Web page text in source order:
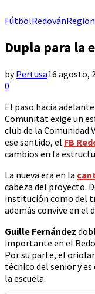
FútbolRedován
Dupla para la
byPertusa16 agosto,
0
El paso hacia
Comunitat exige un
club de la Comunidad
ese sentido, el FB
cambios en la
La nueva era en la
cabeza del proyecto.
institución como del
además convive en el
Guille Fernández
importante en el
Por su parte, el
técnico del senior y
la escuela.